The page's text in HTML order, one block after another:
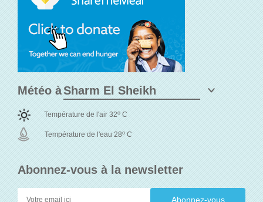
Abonnez-vous à la newsletter
Météo à
Température de l'air 32o C
Température de l'eau 28o C